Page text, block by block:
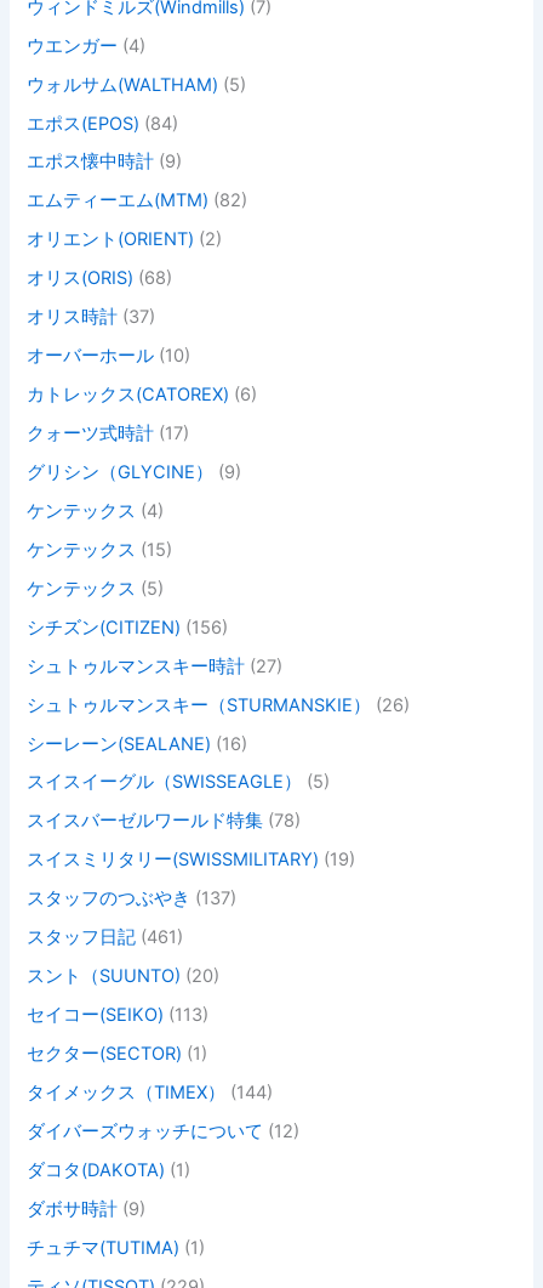
ウィンドミルズ(Windmills) (7)
ウエンガー (4)
ウォルサム(WALTHAM) (5)
エポス(EPOS) (84)
エポス懐中時計 (9)
エムティーエム(MTM) (82)
オリエント(ORIENT) (2)
オリス(ORIS) (68)
オリス時計 (37)
オーバーホール (10)
カトレックス(CATOREX) (6)
クォーツ式時計 (17)
グリシン（GLYCINE）
(9)
ケンテックス (4)
ケンテックス (15)
ケンテックス (5)
シチズン(CITIZEN) (156)
シュトゥルマンスキー時計 (27)
シュトゥルマンスキー（STURMANSKIE）
(26)
シーレーン(SEALANE) (16)
スイスイーグル（SWISSEAGLE）
(5)
スイスバーゼルワールド特集 (78)
スイスミリタリー(SWISSMILITARY) (19)
スタッフのつぶやき (137)
スタッフ日記 (461)
スント（SUUNTO) (20)
セイコー(SEIKO) (113)
セクター(SECTOR) (1)
タイメックス（TIMEX）
(144)
ダイバーズウォッチについて (12)
ダコタ(DAKOTA) (1)
ダボサ時計 (9)
チュチマ(TUTIMA) (1)